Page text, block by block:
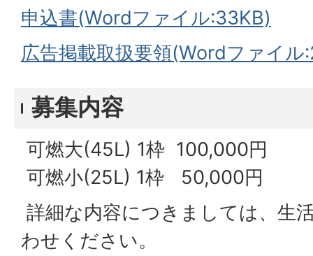
申込書(Wordファイル:33KB)
広告掲載取扱要領(Wordファイル
募集内容
可燃大(45L) 1枠 100,000円
可燃小(25L) 1枠 50,000円
詳細な内容につきましては、生
わせください。